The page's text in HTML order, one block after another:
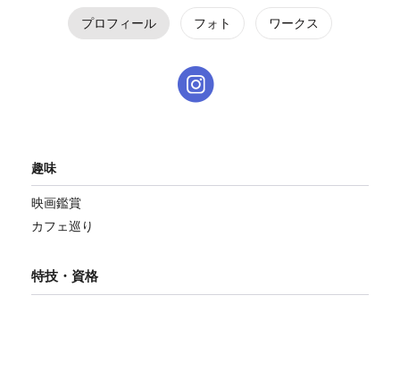
プロフィール フォト ワークス
趣味
映画鑑賞
カフェ巡り
特技・資格